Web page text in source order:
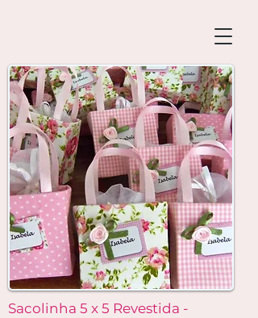
Sacolinha 5 x 5 Revestida -